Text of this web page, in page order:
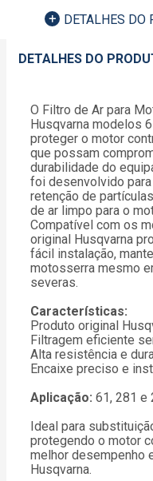
DETALHES DO
DETALHES DO
O Filtro de Ar para
Husqvarna modelos
proteger o motor
que possam
durabilidade do
foi desenvolvido
retenção de
de ar limpo para o
Compatível com os
original Husqvarna
fácil instalação,
motosserra mesmo
severas.
Características:
Produto original
Filtragem eficiente
Alta resistência e
Encaixe preciso e
Aplicação: 61, 281 e
Ideal para
protegendo o motor
melhor desempenho
Husqvarna.